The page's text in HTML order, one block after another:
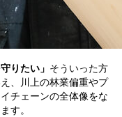
りたい」 そういった方
、川上の林業偏重やプ
チェーンの全体像をな
す。